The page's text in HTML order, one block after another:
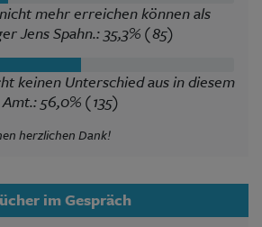
mehr erreichen können als
Jens Spahn.: 35,3% (85)
keinen Unterschied aus in diesem
Amt.: 56,0% (135)
herzlichen Dank!
im Gespräch